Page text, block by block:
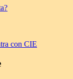
con CIE